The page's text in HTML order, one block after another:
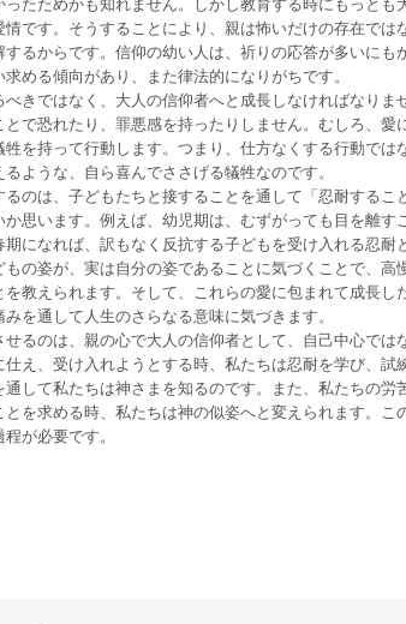
たためかも知れません。しかし教育する時にもっとも
です。そうすることにより、親は怖いだけの存在では
るからです。信仰の幼い人は、祈りの応答が多いにも
める傾向があり、また律法的になりがちです。
きではなく、大人の信仰者へと成長しなければなりま
で恐れたり、罪悪感を持ったりしません。むしろ、愛
を持って行動します。つまり、仕方なくする行動では
ような、自ら喜んでささげる犠牲なのです。
のは、子どもたちと接することを通して「忍耐するこ
思います。例えば、幼児期は、むずがっても目を離す
になれば、訳もなく反抗する子どもを受け入れる忍耐
の姿が、実は自分の姿であることに気づくことで、高
教えられます。そして、これらの愛に包まれて成長し
を通して人生のさらなる意味に気づきます。
るのは、親の心で大人の信仰者として、自己中心では
え、受け入れようとする時、私たちは忍耐を学び、試
して私たちは神さまを知るのです。また、私たちの労
を求める時、私たちは神の似姿へと変えられます。こ
が必要です。